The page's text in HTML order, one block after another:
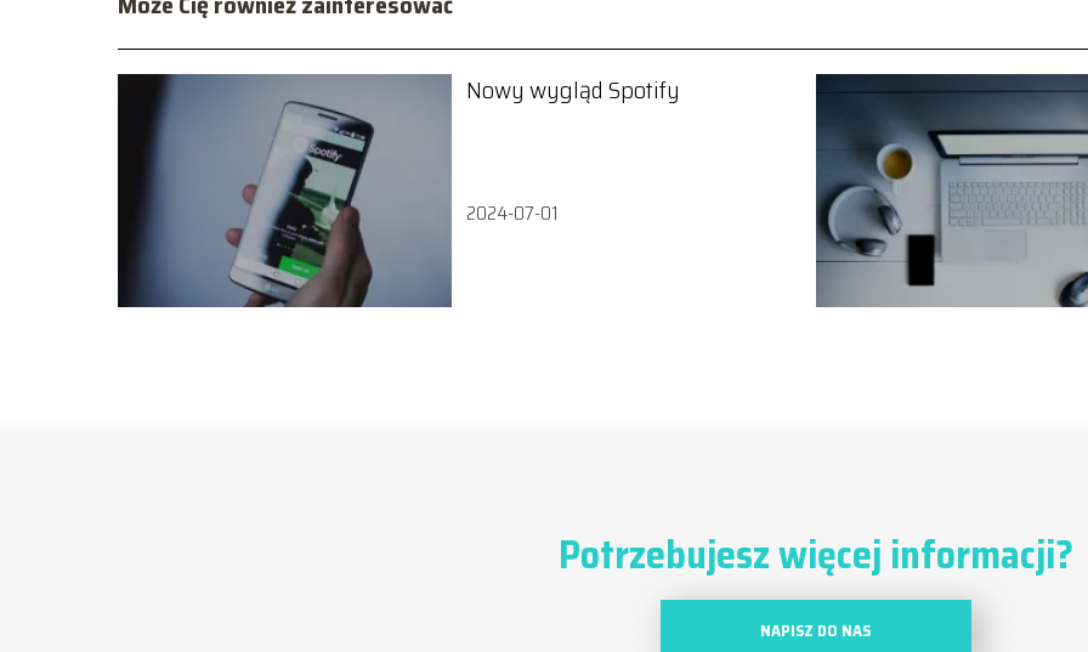
Nowy wygląd Spotify
2024-07-01
Potrzebujesz więcej informacji?
NAPISZ DO NAS